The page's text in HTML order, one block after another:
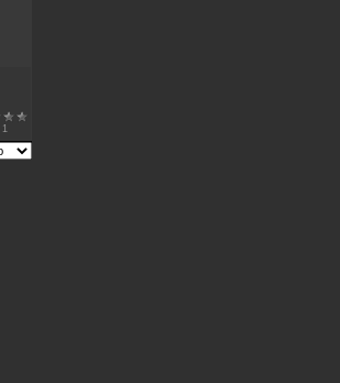
1